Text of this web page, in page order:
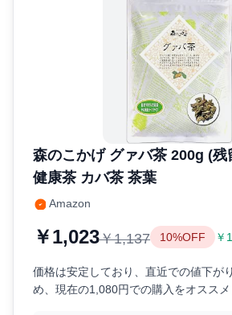
森のこかげ グァバ茶 200g (残
健康茶 カバ茶 茶葉
Amazon
￥1,023￥1,137 10%OFF ￥
価格は安定しており、直近での値下が
め、現在の1,080円での購入をオススメ